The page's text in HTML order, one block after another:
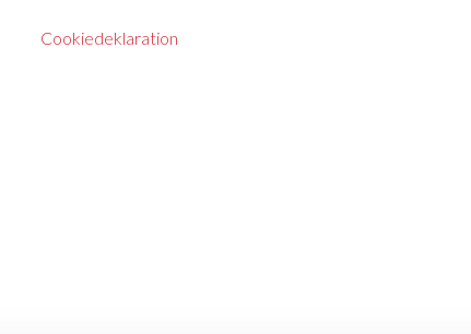
Cookiedeklaration